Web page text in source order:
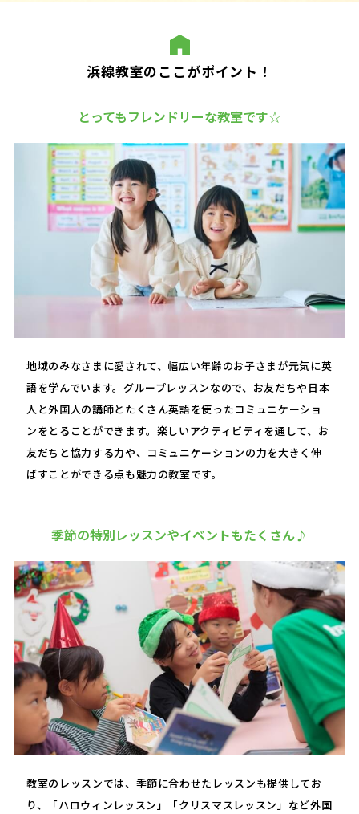
浜線教室のここがポイント！
とってもフレンドリーな教室です☆
地域のみなさまに愛されて、幅広い年齢のお子さまが元気に英
語を学んでいます。グループレッスンなので、お友だちや日本
人と外国人の講師とたくさん英語を使ったコミュニケーショ
ンをとることができます。楽しいアクティビティを通して、お
友だちと協力する力や、コミュニケーションの力を大きく伸
ばすことができる点も魅力の教室です。
季節の特別レッスンやイベントもたくさん♪
教室のレッスンでは、季節に合わせたレッスンも提供してお
り、「ハロウィンレッスン」「クリスマスレッスン」など外国